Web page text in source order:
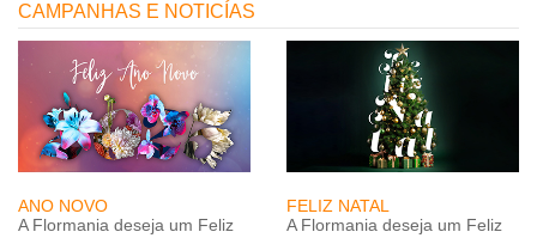
CAMPANHAS E NOTICÍAS
ANO NOVO
A Flormania deseja um Feliz
FELIZ NATAL
A Flormania deseja um Feliz